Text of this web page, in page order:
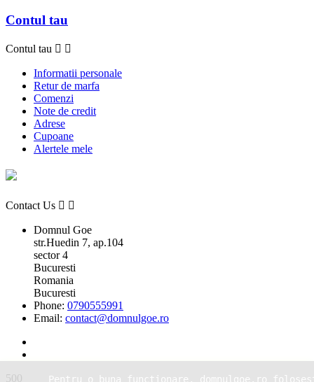
Contul tau
Contul tau  
Informatii personale
Retur de marfa
Comenzi
Note de credit
Adrese
Cupoane
Alertele mele
Contact Us  
Domnul Goe
str.Huedin 7, ap.104
sector 4
Bucuresti
Romania
Bucuresti
Phone: 0790555991
Email: contact@domnulgoe.ro
500 Pentru o buna functionare, domnulgoe.ro